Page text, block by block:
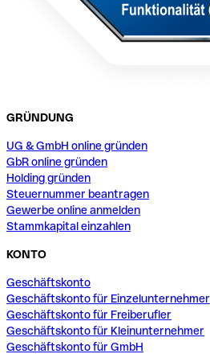
GRÜNDUNG
UG & GmbH online gründen
GbR online gründen
Holding gründen
Steuernummer beantragen
Gewerbe online anmelden
Stammkapital einzahlen
KONTO
Geschäftskonto
Geschäftskonto für Einzelunternehmer
Geschäftskonto für Freiberufler
Geschäftskonto für Kleinunternehmer
Geschäftskonto für GmbH